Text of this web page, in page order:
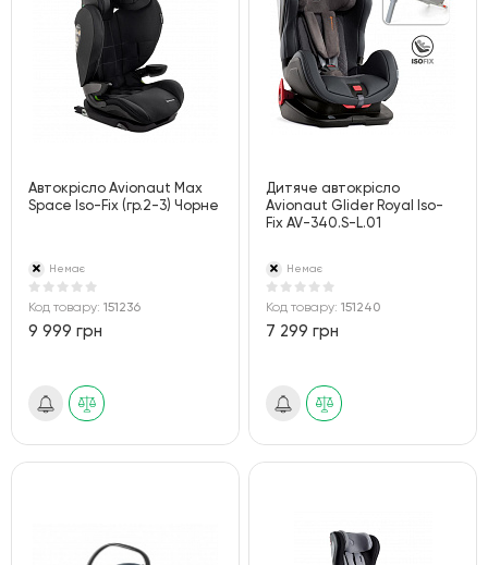
Автокрісло Avionaut Max
Space Iso-Fix (гр.2-3) Чорне
Немає
Код товару: 151236
9 999 грн
Дитяче автокрісло
Avionaut Glider Royal Iso-
Fix AV-340.S-L.01
Немає
Код товару:151240
7 299 грн